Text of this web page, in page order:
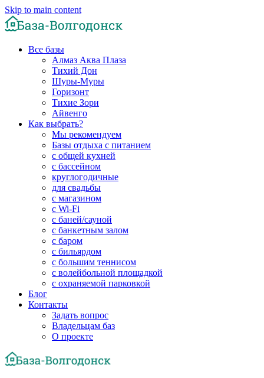
Skip to main content
Все базы
Алмаз Аква Плаза
Тихий Дон
Шуры-Муры
Горизонт
Тихие Зори
Айвенго
Как выбрать?
Мы рекомендуем
Базы отдыха с питанием
с общей кухней
с бассейном
круглогодичные
для свадьбы
с магазином
с Wi-Fi
с баней/сауной
с банкетным залом
с баром
с бильярдом
с большим теннисом
с волейбольной площадкой
с охраняемой парковкой
Блог
Контакты
Задать вопрос
Владельцам баз
О проекте